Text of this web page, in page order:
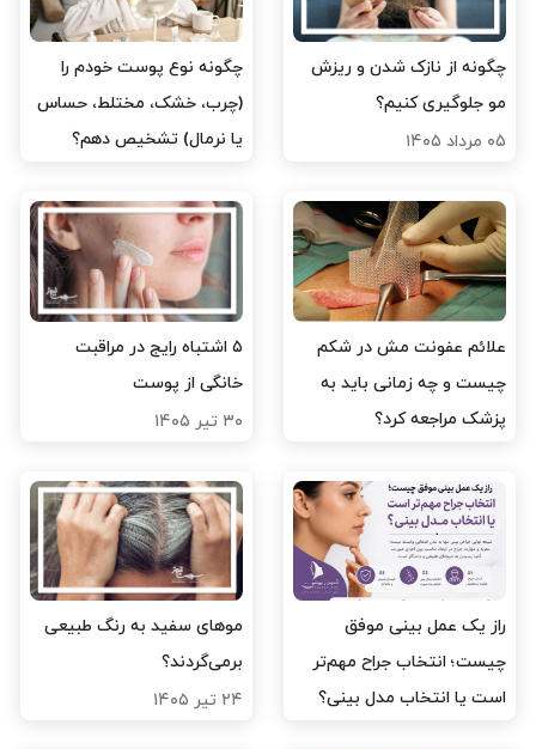
چگونه از نازک شدن و ریزش
مو جلوگیری کنیم؟
۰۵ مرداد ۱۴۰۵
چگونه نوع پوست خودم را
(چرب، خشک، مختلط، حساس
یا نرمال) تشخیص دهم؟
علائم عفونت مش در شکم
چیست و چه زمانی باید به
پزشک مراجعه کرد؟
۵ اشتباه رایج در مراقبت
خانگی از پوست
۳۰ تیر ۱۴۰۵
راز یک عمل بینی موفق
چیست؛ انتخاب جراح مهم‌تر
است یا انتخاب مدل بینی؟
موهای سفید به رنگ طبیعی
برمی‌گردند؟
۲۴ تیر ۱۴۰۵